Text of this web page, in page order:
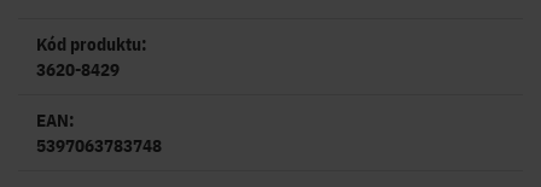
Kód produktu:
3620-8429
EAN:
5397063783748